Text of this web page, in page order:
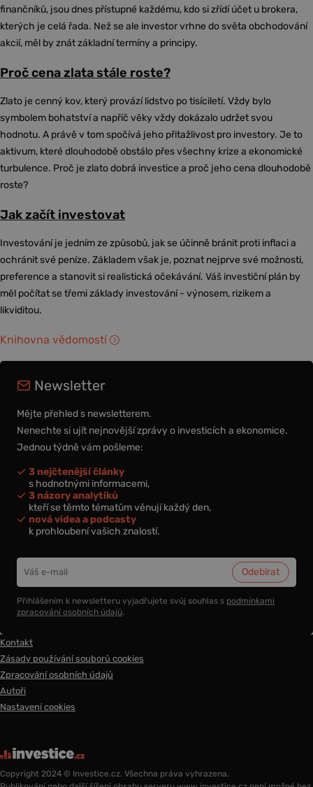
finančníků, jsou dnes přístupné každému, kdo si zřídí účet u brokera,
kterých je celá řada. Než se ale investor vrhne do světa obchodování
akcií, měl by znát základní termíny a principy.
Proč cena zlata stále roste?
Zlato je cenný kov, který provází lidstvo po tisíciletí. Vždy bylo
symbolem bohatství a napříč věky vždy dokázalo udržet svou
hodnotu. A právě v tom spočívá jeho přitažlivost pro investory. Je to
aktivum, které dlouhodobě obstálo přes všechny krize a ekonomické
turbulence. Proč je zlato dobrá investice a proč jeho cena dlouhodobě
roste?
Jak začít investovat
Investování je jedním ze způsobů, jak se účinně bránit proti inflaci a
ochránit své peníze. Základem však je, poznat nejprve své možnosti,
preference a stanovit si realistická očekávání. Váš investiční plán by
měl počítat se třemi základy investování - výnosem, rizikem a
likviditou.
Knihovna vědomostí
Newsletter
Mějte přehled s newsletterem.
Nenechte si ujít nejnovější zprávy o investicích a ekonomice.
Jednou týdně vám pošleme:
3 nejčtenější články
s hodnotnými informacemi,
3 názory analytiků
kteří se těmto tématům věnují každý den,
nová videa a podcasty
k prohloubení vašich znalostí.
Přihlášením k newsletteru vyjadřujete svůj souhlas s podmínkami
zpracování osobních údajů.
Kontakt
Zásady používání souborů cookies
Zpracování osobních údajů
Autoři
Nastavení cookies
Copyright 2024 © Investice.cz. Všechna práva vyhrazena.